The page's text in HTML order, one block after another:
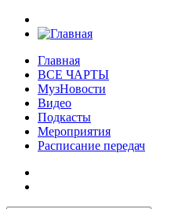
Главная
ВСЕ ЧАРТЫ
МузНовости
Видео
Подкасты
Мероприятия
Расписание передач